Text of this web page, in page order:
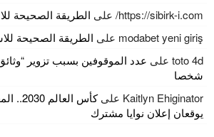
https://sibirk-i.com/ على الطريقة الصحيحة
modabet yeni giriş على الطريقة الصحيحة
toto 4d على
شخصا
Kaitlyn Ehiginator على
كأس
يوقعان إعلان نوايا مشترك